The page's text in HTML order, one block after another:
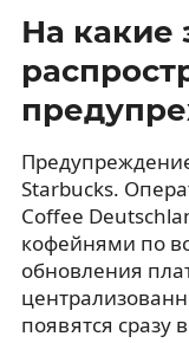
На какие
Starbucks.
Coffee
кофейнями по
обновления
появятся сразу